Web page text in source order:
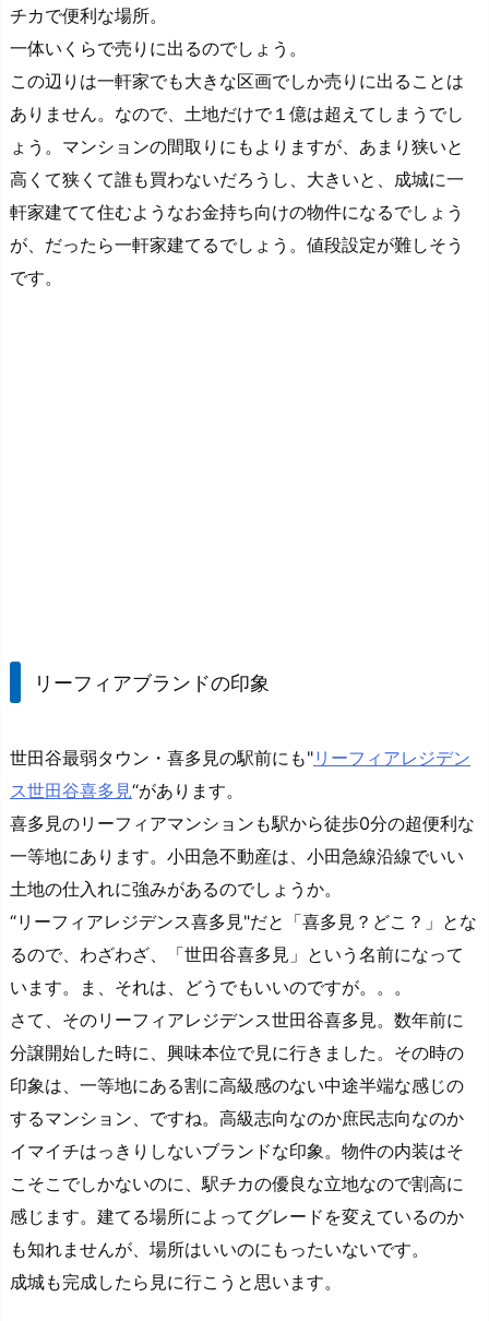
チカで便利な場所。
一体いくらで売りに出るのでしょう。
この辺りは一軒家でも大きな区画でしか売りに出ることは
ありません。なので、土地だけで１億は超えてしまうでし
ょう。マンションの間取りにもよりますが、あまり狭いと
高くて狭くて誰も買わないだろうし、大きいと、成城に一
軒家建てて住むようなお金持ち向けの物件になるでしょう
が、だったら一軒家建てるでしょう。値段設定が難しそう
です。
リーフィアブランドの印象
世田谷最弱タウン・喜多見の駅前にも"リーフィアレジデン
ス世田谷喜多見“があります。
喜多見のリーフィアマンションも駅から徒歩0分の超便利な
一等地にあります。小田急不動産は、小田急線沿線でいい
土地の仕入れに強みがあるのでしょうか。
“リーフィアレジデンス喜多見"だと「喜多見？どこ？」とな
るので、わざわざ、「世田谷喜多見」という名前になって
います。ま、それは、どうでもいいのですが。。。
さて、そのリーフィアレジデンス世田谷喜多見。数年前に
分譲開始した時に、興味本位で見に行きました。その時の
印象は、一等地にある割に高級感のない中途半端な感じの
するマンション、ですね。高級志向なのか庶民志向なのか
イマイチはっきりしないブランドな印象。物件の内装はそ
こそこでしかないのに、駅チカの優良な立地なので割高に
感じます。建てる場所によってグレードを変えているのか
も知れませんが、場所はいいのにもったいないです。
成城も完成したら見に行こうと思います。